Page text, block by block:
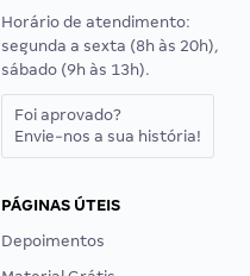
Horário de atendimento:
segunda a sexta (8h às 20h),
sábado (9h às 13h).
Foi aprovado?
Envie-nos a sua história!
PÁGINAS ÚTEIS
Depoimentos